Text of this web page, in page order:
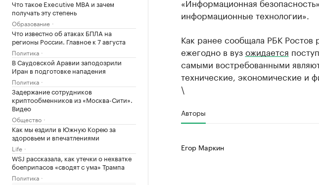
Что такое Executive MBA и зачем
получать эту степень
Образование
Что известно об атаках БПЛА на
регионы России. Главное к 7 августа
Политика
В Саудовской Аравии заподозрили
Иран в подготовке нападения
Политика
Задержание сотрудников
криптообменников из «Москва-Сити».
Видео
Общество
Как мы ездили в Южную Корею за
здоровьем и впечатлениями
Life
WSJ рассказала, как утечки о нехватке
боеприпасов «сводят с ума» Трампа
Политика
информационные технологии».
Как ранее сообщала РБК
ежегодно в вузожидается
самыми востребованными
технические, экономические и
\
Авторы
Егор Маркин